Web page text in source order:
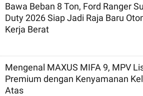
Bawa Beban 8 Ton, Ford Ranger
Duty 2026 Siap Jadi Raja Baru
Kerja Berat
Mengenal MAXUS MIFA 9, MPV
Premium dengan Kenyamanan
Atas